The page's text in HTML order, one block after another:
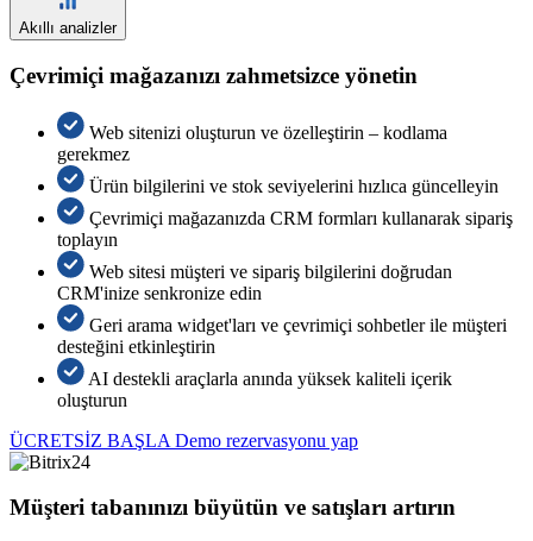
Akıllı analizler
Çevrimiçi mağazanızı zahmetsizce yönetin
Web sitenizi oluşturun ve özelleştirin – kodlama
gerekmez
Ürün bilgilerini ve stok seviyelerini hızlıca güncelleyin
Çevrimiçi mağazanızda CRM formları kullanarak sipariş
toplayın
Web sitesi müşteri ve sipariş bilgilerini doğrudan
CRM'inize senkronize edin
Geri arama widget'ları ve çevrimiçi sohbetler ile müşteri
desteğini etkinleştirin
AI destekli araçlarla anında yüksek kaliteli içerik
oluşturun
ÜCRETSİZ BAŞLA Demo rezervasyonu yap
Müşteri tabanınızı büyütün ve satışları artırın